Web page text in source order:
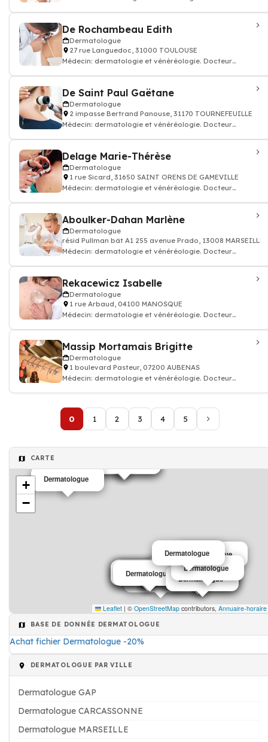
De Rochambeau Edith
Dermatologue
27 rue Languedoc, 31000 TOULOUSE
Médecin: dermatologie et vénéréologie. Docteur
De Saint Paul Gaëtane
Dermatologue
2 impasse Bertrand Panouse, 31170 TOURNEFEUILLE
Médecin: dermatologie et vénéréologie. Docteur
Delage Marie-Thérèse
Dermatologue
1 rue Sicard, 31650 SAINT ORENS DE GAMEVILLE
Médecin: dermatologie et vénéréologie. Docteur
Aboulker-Dahan Marlène
Dermatologue
résid Pullman bât A1 255 avenue Prado, 13008 MARSEILLE
Médecin: dermatologie et vénéréologie. Docteur
Rekacewicz Isabelle
Dermatologue
1 rue Arbaud, 04100 MANOSQUE
Médecin: dermatologie et vénéréologie. Docteur
Massip Mortamais Brigitte
Dermatologue
1 boulevard Pasteur, 07200 AUBENAS
Médecin: dermatologie et vénéréologie. Docteur
0 1 2 3 4 5
CARTE
Dermatologue
DermatologueDermatologue
Dermatologue
Dermatologue
Dermatologue
Dermatologue
Dermatologue
Dermatologue
Dermatologue
Dermatologue
Dermatologue
Dermatologue
Dermatologue
Dermatologue
Dermatologue
+
−
Leaflet | © OpenStreetMap contributors, Annuaire-horaire
BASE DE DONNÉE DERMATOLOGUE
Achat fichier Dermatologue -20%
DERMATOLOGUE PAR VILLE
Dermatologue GAP
Dermatologue CARCASSONNE
Dermatologue MARSEILLE